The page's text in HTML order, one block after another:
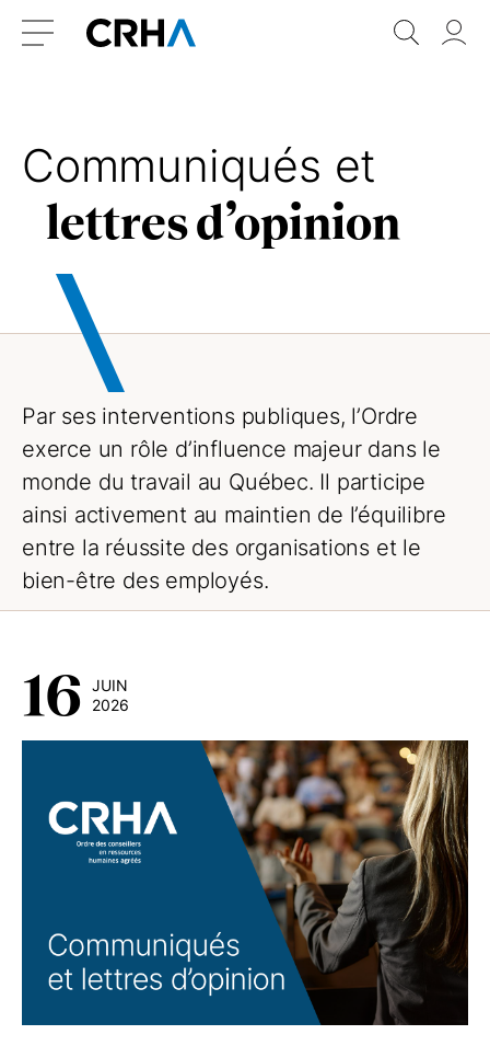
Retour
Communiqués et
lettres d’opinion
Par ses interventions publiques, l’Ordre
exerce un rôle d’influence majeur dans le
monde du travail au Québec. Il participe
ainsi activement au maintien de l’équilibre
entre la réussite des organisations et le
bien-être des employés.
16 JUIN
2026